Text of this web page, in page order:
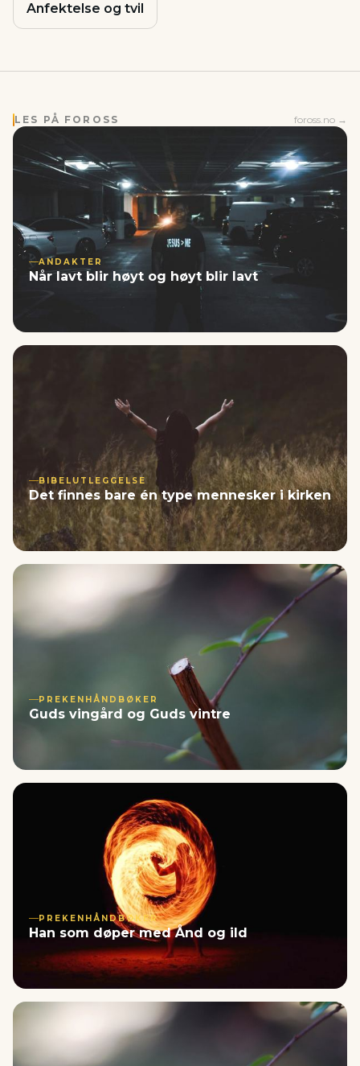
Anfektelse og tvil
LES PÅ FOROSS foross.no →
ANDAKTER
Når lavt blir høyt og høyt blir lavt
BIBELUTLEGGELSE
Det finnes bare én type mennesker i kirken
PREKENHÅNDBØKER
Guds vingård og Guds vintre
PREKENHÅNDBØKER
Han som døper med Ånd og ild